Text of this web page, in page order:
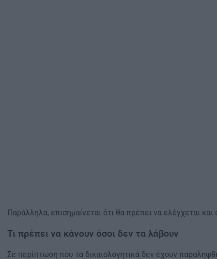
Παράλληλα, επισημαίνεται ότι θα πρέπει να ελέγχεται
Τι πρέπει να κάνουν όσοι δεν τα λάβουν
Σε περίπτωση που τα δικαιολογητικά δεν έχουν